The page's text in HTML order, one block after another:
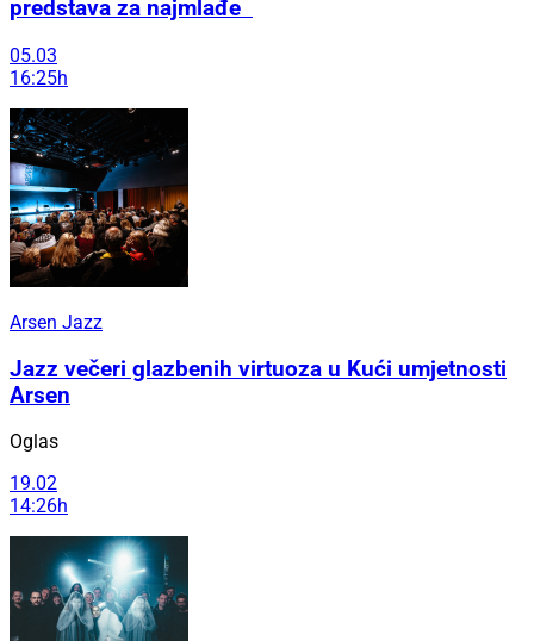
predstava za najmlađe
05.03
16:25h
Arsen Jazz
Jazz večeri glazbenih virtuoza u Kući umjetnosti
Arsen
Oglas
19.02
14:26h